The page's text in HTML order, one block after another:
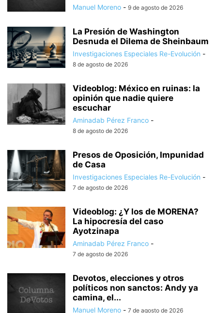
Manuel Moreno - 9 de agosto de 2026
La Presión de Washington
Desnuda el Dilema de Sheinbaum
Investigaciones Especiales Re-Evolución -
8 de agosto de 2026
Videoblog: México en ruinas: la
opinión que nadie quiere
escuchar
Aminadab Pérez Franco -
8 de agosto de 2026
Presos de Oposición, Impunidad
de Casa
Investigaciones Especiales Re-Evolución -
7 de agosto de 2026
Videoblog: ¿Y los de MORENA?
La hipocresía del caso
Ayotzinapa
Aminadab Pérez Franco -
7 de agosto de 2026
Devotos, elecciones y otros
políticos non sanctos: Andy ya
camina, el...
Manuel Moreno - 7 de agosto de 2026